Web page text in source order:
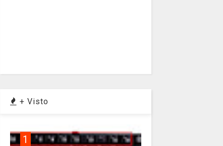
+ Visto
1